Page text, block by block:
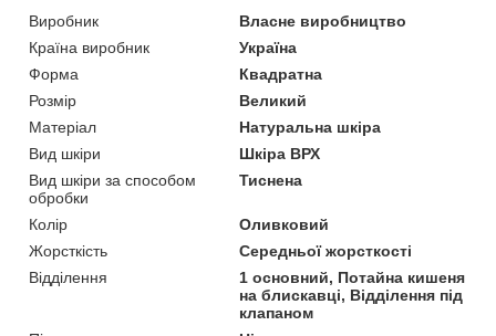
Виробник
Власне виробництво
Країна виробник
Україна
Форма
Квадратна
Розмір
Великий
Матеріал
Натуральна шкіра
Вид шкіри
Шкіра ВРХ
Вид шкіри за способом
обробки
Тиснена
Колір
Оливковий
Жорсткість
Середньої жорсткості
Відділення
1 основний, Потайна кишеня
на блискавці, Відділення під
клапаном